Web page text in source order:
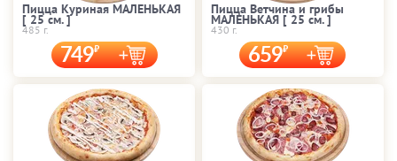
Пицца Куриная МАЛЕНЬКАЯ
[ 25 cм. ]
485 г.
749
Пицца Ветчина и грибы
МАЛЕНЬКАЯ [ 25 cм. ]
430 г.
659